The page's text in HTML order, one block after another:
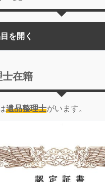
を開く
士在籍
遺品整理士がいます。